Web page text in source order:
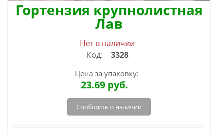
Гортензия крупнолистная
Лав
Нет в наличии
Код:
3328
Цена за упаковку:
23.69руб.
Сообщить о наличии